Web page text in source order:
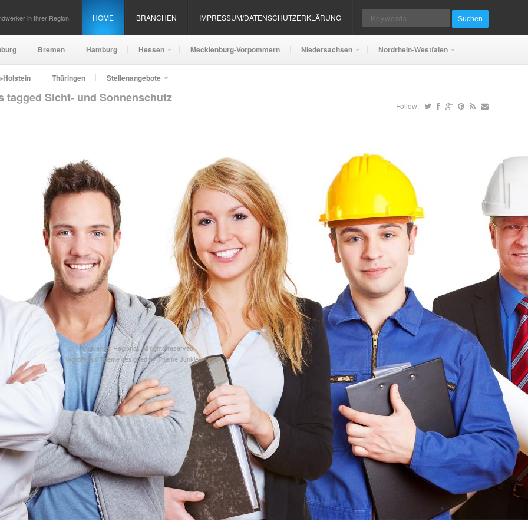
in Ihrer Region HOME BRANCHEN IMPRESSUM/DATENSCHUTZERKLÄRUNG Suchen
Bremen Hamburg Hessen Mecklenburg-Vorpommern Niedersachsen Nordrhein-Westfalen
Holstein Thüringen Stellenangebote
Follow:
tagged Sicht- und Sonnenschutz
©Handwerker Regional. All rights reserved.
WordPress Themedesigned byTheme Junkie